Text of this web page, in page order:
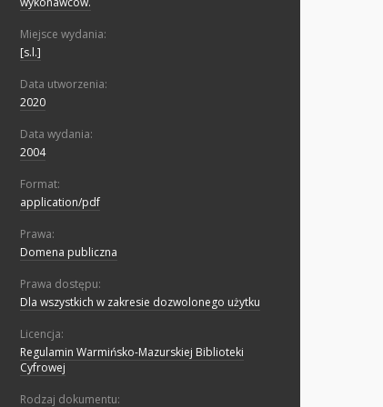
Miejsce wydania:
[s.l.]
Data utworzenia:
2020
Data wydania:
2004
Format:
application/pdf
Prawa:
Domena publiczna
Prawa dostępu:
Dla wszystkich w zakresie dozwolonego użytku
Licencja:
Regulamin Warmińsko-Mazurskiej Biblioteki
Cyfrowej
Rodzaj dokumentu: